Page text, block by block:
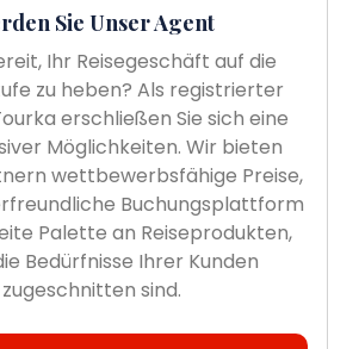
Sie Unser Agent
Ihr Reisegeschäft auf die
zu heben? Als registrierter
erschließen Sie sich eine
Möglichkeiten. Wir bieten
wettbewerbsfähige Preise,
Buchungsplattform
Palette an Reiseprodukten,
Bedürfnisse Ihrer Kunden
zugeschnitten sind.